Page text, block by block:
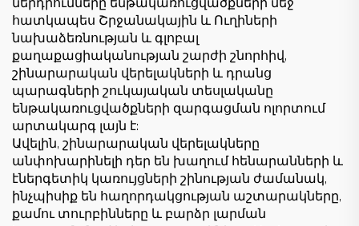
ներդրումները ենթակառուցվածքների մեջ՝
հատկապես Շրջանակային և Ուղիների
նախաձեռնության և գլոբալ
քաղաքացիականության շարժի շնորհիվ,
շինարարական վերելակների և դրանց
պարագների շուկայական տեսլականը
ենթակառուցվածքների զարգացման ոլորտում
արտակարգ լայն է:
Ավելին, շինարարական վերելակները
անփոխարինելի դեր են խաղում հենարանների և
էներգետիկ կառույցների շինության ժամանակ,
ինչպիսիք են հաղորդակցության աշտարակները,
քամու տուրբինները և բարձր լարման